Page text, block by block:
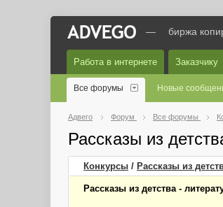
— биржа
Работа в интернете Заказчику
Все форумы Новые
Адвего Форум Все форумы
Рассказы из
Конкурсы / Рассказы из
Рассказы из детства -